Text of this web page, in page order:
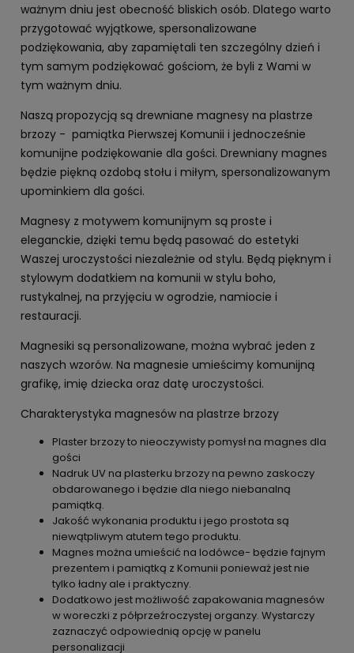
ważnym dniu jest obecność bliskich osób. Dlatego warto
przygotować wyjątkowe, spersonalizowane
podziękowania, aby zapamiętali ten szczególny dzień i
tym samym podziękować gościom, że byli z Wami w
tym ważnym dniu.
Naszą propozycją są drewniane magnesy na plastrze
brzozy - pamiątka Pierwszej Komunii i jednocześnie
komunijne podziękowanie dla gości. Drewniany magnes
będzie piękną ozdobą stołu i miłym, spersonalizowanym
upominkiem dla gości.
Magnesy z motywem komunijnym są proste i
eleganckie, dzięki temu będą pasować do estetyki
Waszej uroczystości niezależnie od stylu. Będą pięknym i
stylowym dodatkiem na komunii w stylu boho,
rustykalnej, na przyjęciu w ogrodzie, namiocie i
restauracji.
Magnesiki są personalizowane, można wybrać jeden z
naszych wzorów. Na magnesie umieścimy komunijną
grafikę, imię dziecka oraz datę uroczystości.
Charakterystyka magnesów na plastrze brzozy
Plaster brzozy to nieoczywisty pomysł na magnes dla
gości
Nadruk UV na plasterku brzozy na pewno zaskoczy
obdarowanego i będzie dla niego niebanalną
pamiątką.
Jakość wykonania produktu i jego prostota są
niewątpliwym atutem tego produktu.
Magnes można umieścić na lodówce- będzie fajnym
prezentem i pamiątką z Komunii ponieważ jest nie
tylko ładny ale i praktyczny.
Dodatkowo jest możliwość zapakowania magnesów
w woreczki z półprzeźroczystej organzy. Wystarczy
zaznaczyć odpowiednią opcję w panelu
personalizacji